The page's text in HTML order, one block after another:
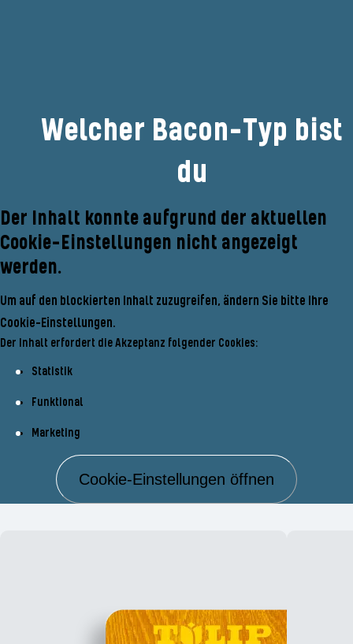
Welcher Bacon-Typ bist
du
Der Inhalt konnte aufgrund der aktuellen
Cookie-Einstellungen nicht angezeigt
werden.
Um auf den blockierten Inhalt zuzugreifen, ändern Sie bitte Ihre
Cookie-Einstellungen.
Der Inhalt erfordert die Akzeptanz folgender Cookies:
Statistik
Funktional
Marketing
Cookie-Einstellungen öffnen